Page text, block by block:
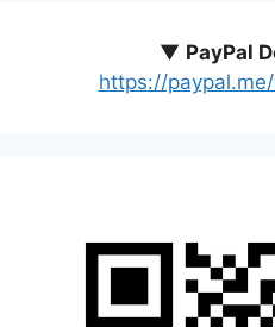
▼ PayPal
https://